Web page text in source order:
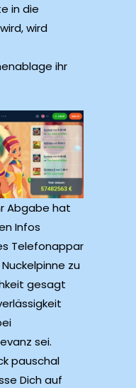
in die
wird
ihr
Abgabe hat
Infos
Telefonappar
zu
gesagt
sei.
pauschal
Dich auf